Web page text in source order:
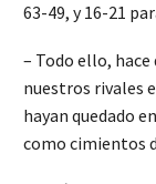
63-49, y 16-21
– Todo ello, hace
nuestros rivales
hayan quedado
como cimientos